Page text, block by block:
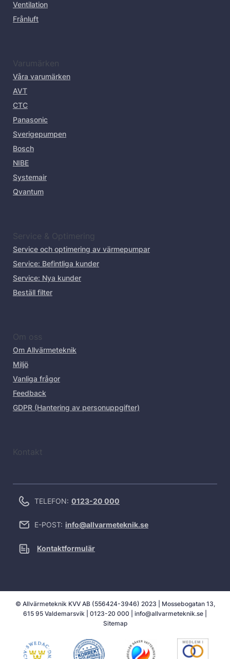
Ventilation
Frånluft
Varumärken
Våra varumärken
AVT
CTC
Panasonic
Sverigepumpen
Bosch
NIBE
Systemair
Qvantum
Service & Optimering
Service och optimering av värmepumpar
Service: Befintliga kunder
Service: Nya kunder
Beställ filter
Om oss
Om Allvärmeteknik
Miljö
Vanliga frågor
Feedback
GDPR (Hantering av personuppgifter)
Kontakt
TELEFON: 0123-20 000
E-POST: info@allvarmeteknik.se
Kontaktformulär
© Allvärmeteknik KVV AB (556424-3946) 2023 | Mossebogatan 13,
615 95 Valdemarsvik | 0123-20 000 info@allvarmeteknik.se
Sitemap